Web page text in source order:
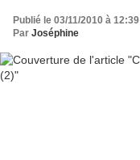
Publié le 03/11/2010 à 12:39
Par Joséphine